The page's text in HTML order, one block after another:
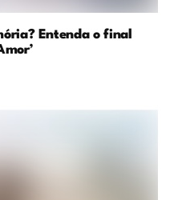
Entenda o final